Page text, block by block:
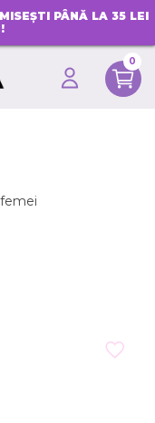
PÂNĂ LA 35 LEI
0